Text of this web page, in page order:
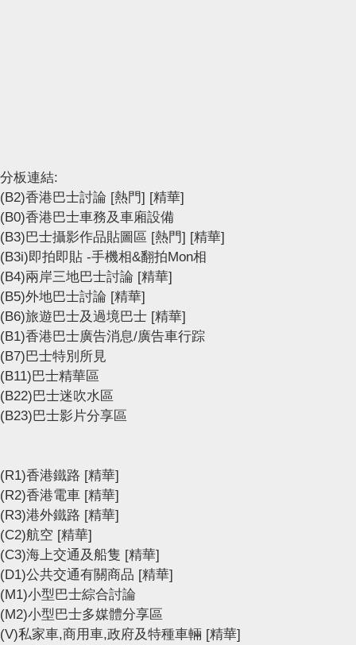
分板連結:
(B2)香港巴士討論 [熱門] [精華]
(B0)香港巴士車務及車廂設備
(B3)巴士攝影作品貼圖區 [熱門] [精華]
(B3i)即拍即貼 -手機相&翻拍Mon相
(B4)兩岸三地巴士討論 [精華]
(B5)外地巴士討論 [精華]
(B6)旅遊巴士及過境巴士 [精華]
(B1)香港巴士廣告消息/廣告車行踪
(B7)巴士特別所見
(B11)巴士精華區
(B22)巴士迷吹水區
(B23)巴士影片分享區
(R1)香港鐵路 [精華]
(R2)香港電車 [精華]
(R3)港外鐵路 [精華]
(C2)航空 [精華]
(C3)海上交通及船隻 [精華]
(D1)公共交通有關商品 [精華]
(M1)小型巴士綜合討論
(M2)小型巴士多媒體分享區
(V)私家車,商用車,政府及特種車輛 [精華]